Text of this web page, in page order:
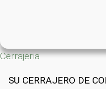
Cerrajeria
SU CERRAJERO DE